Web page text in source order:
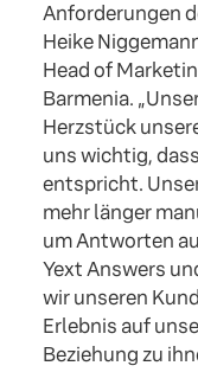
Anforderungen
Heike
Head of
Barmenia.
Herzstück
uns wichtig,
entspricht.
mehr länger
um Antworten
Yext Answers
wir unseren
Erlebnis auf
Beziehung zu